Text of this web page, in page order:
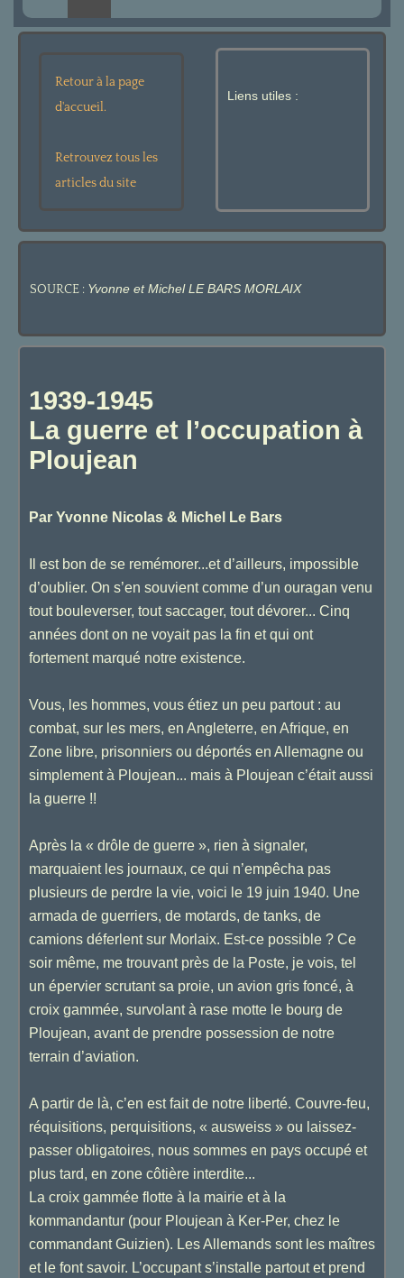
Retour à la page
d'accueil.
Retrouvez tous les
articles du site
Liens utiles :
SOURCE : Yvonne et Michel LE BARS MORLAIX
1939-1945
La guerre et l’occupation à
Ploujean
Par Yvonne Nicolas & Michel Le Bars
Il est bon de se remémorer...et d’ailleurs, impossible
d’oublier. On s’en souvient comme d’un ouragan venu
tout bouleverser, tout saccager, tout dévorer... Cinq
années dont on ne voyait pas la fin et qui ont
fortement marqué notre existence.
Vous, les hommes, vous étiez un peu partout : au
combat, sur les mers, en Angleterre, en Afrique, en
Zone libre, prisonniers ou déportés en Allemagne ou
simplement à Ploujean... mais à Ploujean c’était aussi
la guerre !!
Après la « drôle de guerre », rien à signaler,
marquaient les journaux, ce qui n’empêcha pas
plusieurs de perdre la vie, voici le 19 juin 1940. Une
armada de guerriers, de motards, de tanks, de
camions déferlent sur Morlaix. Est-ce possible ? Ce
soir même, me trouvant près de la Poste, je vois, tel
un épervier scrutant sa proie, un avion gris foncé, à
croix gammée, survolant à rase motte le bourg de
Ploujean, avant de prendre possession de notre
terrain d’aviation.
A partir de là, c’en est fait de notre liberté. Couvre-feu,
réquisitions, perquisitions, « ausweiss » ou laissez-
passer obligatoires, nous sommes en pays occupé et
plus tard, en zone côtière interdite...
La croix gammée flotte à la mairie et à la
kommandantur (pour Ploujean à Ker-Per, chez le
commandant Guizien). Les Allemands sont les maîtres
et le font savoir. L’occupant s’installe partout et prend